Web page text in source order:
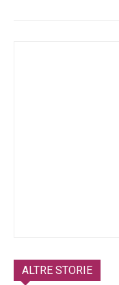
ALTRE STORIE